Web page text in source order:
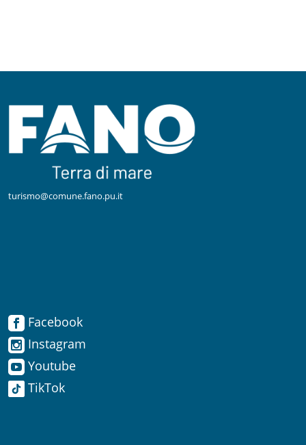
Instagram
Youtube
turismo@comune.fano.pu.it
Facebook
Instagram
Youtube
TikTok